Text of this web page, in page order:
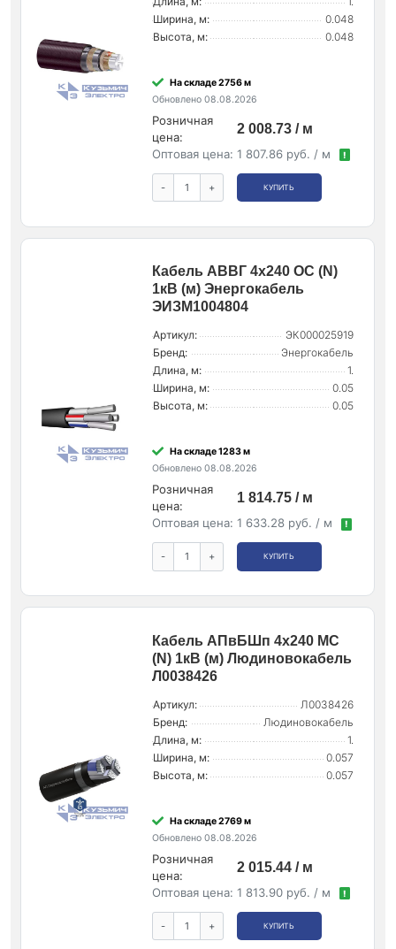
Ширина, м:
0.048
Высота, м:
0.048
На складе 2756 м
Обновлено 08.08.2026
Розничная
цена:
2 008.73 / м
Оптовая цена: 1 807.86 руб. / м !
- + КУПИТЬ
Кабель АВВГ 4х240 ОС (N)
1кВ (м) Энергокабель
ЭИЗМ1004804
Артикул:
ЭК000025919
Бренд:
Энергокабель
Длина, м:
1.
Ширина, м:
0.05
Высота, м:
0.05
На складе 1283 м
Обновлено 08.08.2026
Розничная
цена:
1 814.75 / м
Оптовая цена: 1 633.28 руб. / м !
- + КУПИТЬ
Кабель АПвБШп 4х240 МС
(N) 1кВ (м) Людиновокабель
Л0038426
Артикул:
Л0038426
Бренд:
Людиновокабель
Длина, м:
1.
Ширина, м:
0.057
Высота, м:
0.057
На складе 2769 м
Обновлено 08.08.2026
Розничная
цена:
2 015.44 / м
Оптовая цена: 1 813.90 руб. / м !
- + КУПИТЬ